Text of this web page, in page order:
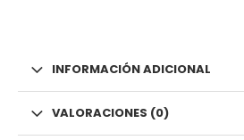
INFORMACIÓN ADICIONAL
VALORACIONES (0)